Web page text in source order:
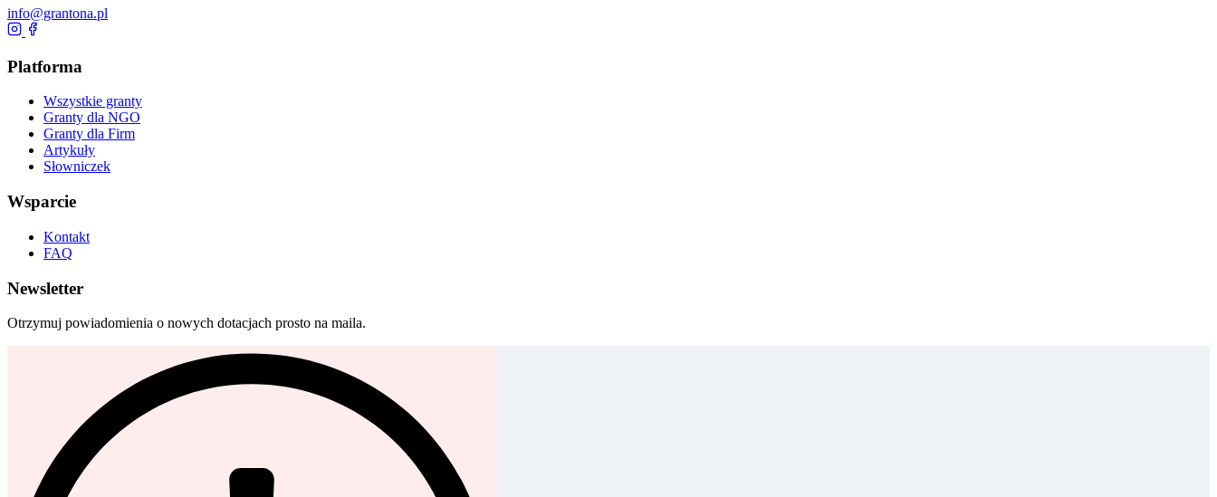
info@grantona.pl
Platforma
Wszystkie granty
Granty dla NGO
Granty dla Firm
Artykuły
Słowniczek
Wsparcie
Kontakt
FAQ
Newsletter
Otrzymuj powiadomienia o nowych dotacjach prosto na maila.